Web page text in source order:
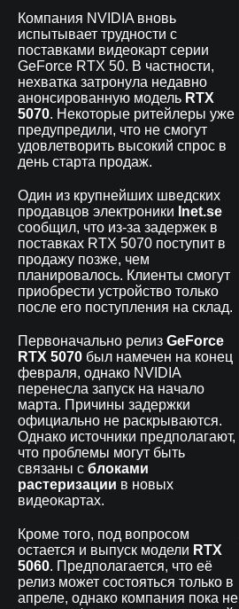
Компания NVIDIA вновь
испытывает трудности с
поставками видеокарт серии
GeForce RTX 50. В частности,
нехватка затронула недавно
анонсированную модель RTX
5070. Некоторые ритейлеры уже
предупредили, что не смогут
удовлетворить высокий спрос в
день старта продаж.
Один из крупнейших шведских
продавцов электроники Inet.se
сообщил, что из-за задержек в
поставках RTX 5070 поступит в
продажу позже, чем
планировалось. Клиенты смогут
приобрести устройство только
после его поступления на склад.
Первоначально релиз GeForce
RTX 5070 был намечен на конец
февраля, однако NVIDIA
перенесла запуск на начало
марта. Причины задержки
официально не раскрываются.
Однако источники предполагают,
что проблемы могут быть
связаны с блоками
растеризации в новых
видеокартах.
Кроме того, под вопросом
остается и выпуск модели RTX
5060. Предполагается, что её
релиз может состояться только в
апреле, однако компания пока не